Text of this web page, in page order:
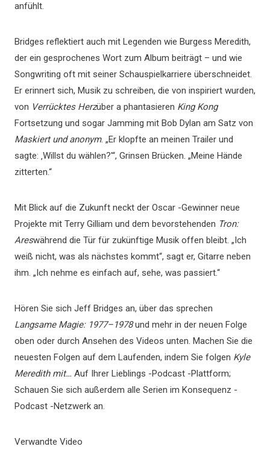
anfühlt.
Bridges reflektiert auch mit Legenden wie Burgess Meredith,
der ein gesprochenes Wort zum Album beiträgt – und wie
Songwriting oft mit seiner Schauspielkarriere überschneidet.
Er erinnert sich, Musik zu schreiben, die von inspiriert wurden,
von Verrücktes Herzüber a phantasieren King Kong
Fortsetzung und sogar Jamming mit Bob Dylan am Satz von
Maskiert und anonym. „Er klopfte an meinen Trailer und
sagte: ‚Willst du wählen?'“, Grinsen Brücken. „Meine Hände
zitterten.“
Mit Blick auf die Zukunft neckt der Oscar -Gewinner neue
Projekte mit Terry Gilliam und dem bevorstehenden Tron:
Areswährend die Tür für zukünftige Musik offen bleibt. „Ich
weiß nicht, was als nächstes kommt“, sagt er, Gitarre neben
ihm. „Ich nehme es einfach auf, sehe, was passiert.“
Hören Sie sich Jeff Bridges an, über das sprechen
Langsame Magie: 1977–1978und mehr in der neuen Folge
oben oder durch Ansehen des Videos unten. Machen Sie die
neuesten Folgen auf dem Laufenden, indem Sie folgen Kyle
Meredith mit… Auf Ihrer Lieblings -Podcast -Plattform;
Schauen Sie sich außerdem alle Serien im Konsequenz -
Podcast -Netzwerk an.
Verwandte Video